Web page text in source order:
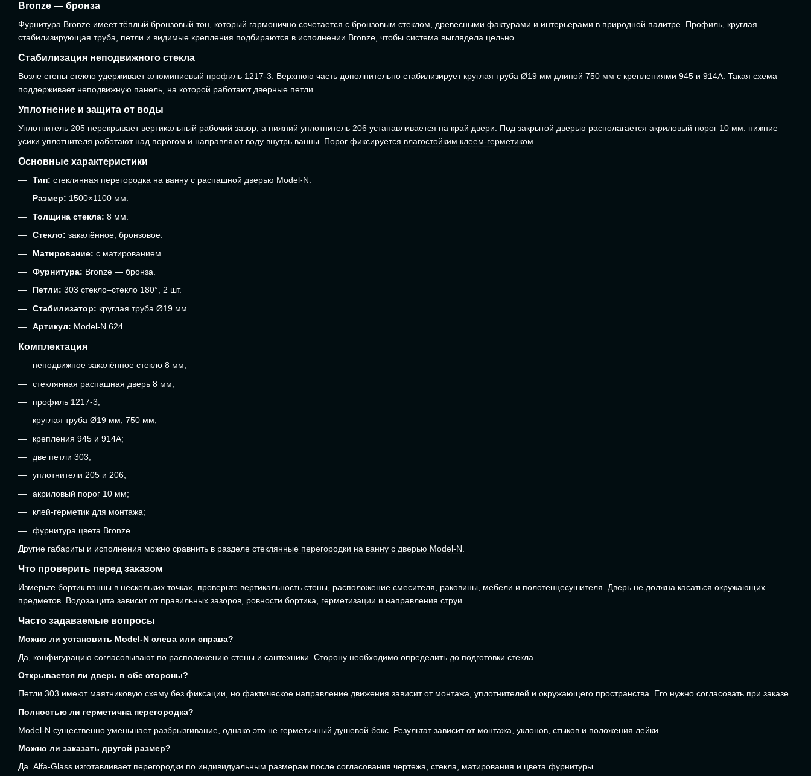
Bronze — бронза
Фурнитура Bronze имеет тёплый бронзовый тон, который гармонично сочетается с бронзовым стеклом, древесными фактурами и интерьерами в природной палитре. Профиль, круглая
стабилизирующая труба, петли и видимые крепления подбираются в исполнении Bronze, чтобы система выглядела цельно.
Стабилизация неподвижного стекла
Возле стены стекло удерживаеталюминиевый профиль 1217-3 . Верхнюю часть дополнительно стабилизирует круглая труба Ø19 мм длиной 750 мм с креплениями 945 и 914A. Такая схема
поддерживает неподвижную панель, на которой работают дверные петли.
Уплотнение и защита от воды
Уплотнитель 205 перекрывает вертикальный рабочий зазор, а нижний уплотнитель 206 устанавливается на край двери. Под закрытой дверью располагается акриловый порог 10 мм: нижние
усики уплотнителя работают над порогом и направляют воду внутрь ванны. Порог фиксируется влагостойким клеем-герметиком
Основные характеристики
Тип: стеклянная перегородка на ванну с распашной дверью Model-N.
Размер: 1500×1100 мм.
Толщина стекла: 8 мм.
Стекло: закалённое, бронзовое.
Матирование: с матированием.
Фурнитура: Bronze — бронза.
Петли: 303 стекло–стекло 180°, 2 шт.
Стабилизатор: круглая труба Ø19 мм.
Артикул: Model-N.624.
Комплектация
неподвижное закалённое стекло 8 мм;
стеклянная распашная дверь 8 мм;
профиль 1217-3;
круглая труба Ø19 мм, 750 мм;
крепления 945 и 914A;
две петли 303;
уплотнители 205 и 206;
акриловый порог 10 мм;
клей-герметик для монтажа;
фурнитура цвета Bronze.
Другие габариты и исполнения можно сравнить в разделе стеклянные перегородки на ванну с дверью Model-N
Что проверить перед заказом
Измерьте бортик ванны в нескольких точках, проверьте вертикальность стены, расположение смесителя, раковины, мебели и полотенцесушителя. Дверь не должна касаться окружающих
предметов. Водозащита зависит от правильных зазоров, ровности бортика, герметизации и направления струи.
Часто задаваемые вопросы
Можно ли установить Model-N слева или справа?
Да, конфигурацию согласовывают по расположению стены и сантехники. Сторону необходимо определить до подготовки стекла.
Открывается ли дверь в обе стороны?
Петли 303 имеют маятниковую схему без фиксации, но фактическое направление движения зависит от монтажа, уплотнителей и окружающего пространства. Его нужно согласовать при заказе.
Полностью ли герметична перегородка?
Model-N существенно уменьшает разбрызгивание, однако это не герметичный душевой бокс. Результат зависит от монтажа, уклонов, стыков и положения лейки.
Можно ли заказать другой размер?
Да. Alfa-Glass изготавливает перегородки по индивидуальным размерам после согласования чертежа, стекла, матирования и цвета фурнитуры.